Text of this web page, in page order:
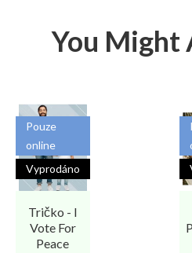
You Might
Tričko - I
Vote For
Peace
Pouze
online
Vyprodáno